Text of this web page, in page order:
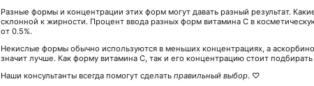
Разные формы и концентрации этих форм могут давать разный результат.
склонной к жирности. Процент ввода разных форм витамина С в
от 0.5%.
Некислые формы обычно используются в меньших концентрациях, а
значит лучше. Как форму витамина С, так и его концентрацию стоит
Наши консультанты всегда помогут сделать правильный выбор. ♡